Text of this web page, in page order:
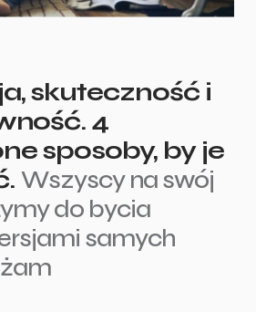
skuteczność i
4
sposoby, by je
Wszyscy na swój
do bycia
samych